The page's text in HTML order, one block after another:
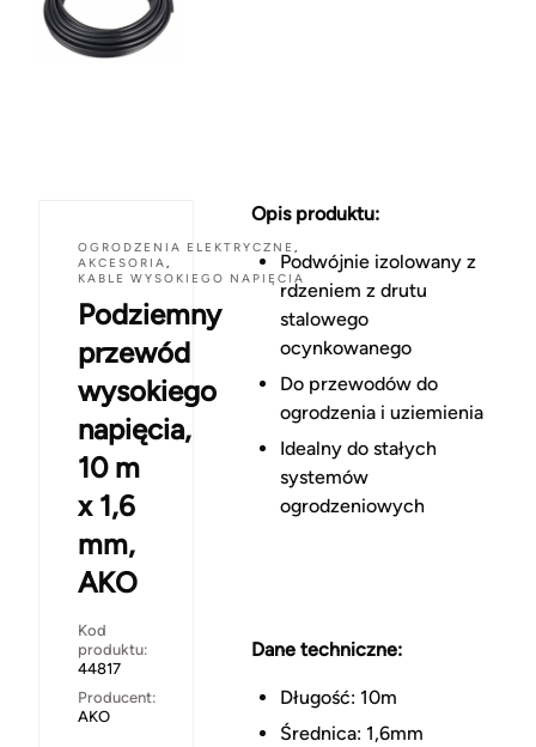
OGRODZENIA ELEKTRYCZNE ,
AKCESORIA,
KABLE WYSOKIEGO NAPIĘCIA
Podziemny
przewód
wysokiego
napięcia,
10 m
x 1,6
mm,
AKO
Kod
produktu:
44817
Producent:
AKO
Opis produktu:
Podwójnie izolowany z
rdzeniem z drutu
stalowego
ocynkowanego
Do przewodów do
ogrodzenia i uziemienia
Idealny do stałych
systemów
ogrodzeniowych
Dane techniczne:
Długość: 10m
Średnica: 1,6mm